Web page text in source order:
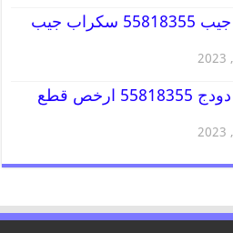
قطع غيار جيب 55818355 سكراب جيب
قطع غيار دودج 55818355 ارخص قطع